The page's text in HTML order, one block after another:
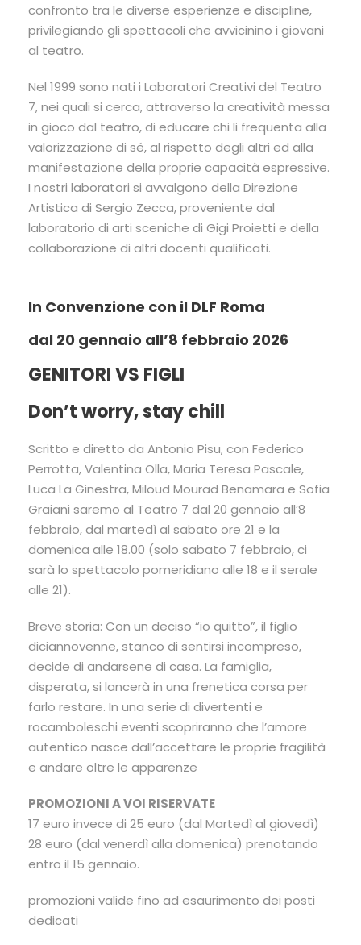
confronto tra le diverse esperienze e discipline,
privilegiando gli spettacoli che avvicinino i giovani
al teatro.
Nel 1999 sono nati i Laboratori Creativi del Teatro
7, nei quali si cerca, attraverso la creatività messa
in gioco dal teatro, di educare chi li frequenta alla
valorizzazione di sé, al rispetto degli altri ed alla
manifestazione della proprie capacità espressive.
I nostri laboratori si avvalgono della Direzione
Artistica di Sergio Zecca, proveniente dal
laboratorio di arti sceniche di Gigi Proietti e della
collaborazione di altri docenti qualificati.
In Convenzione con il DLF Roma
dal 20 gennaio all’8 febbraio 2026
GENITORI VS FIGLI
Don’t worry, stay chill
Scritto e diretto da Antonio Pisu, con Federico
Perrotta, Valentina Olla, Maria Teresa Pascale,
Luca La Ginestra, Miloud Mourad Benamara e Sofia
Graiani saremo al Teatro 7 dal 20 gennaio all’8
febbraio, dal martedì al sabato ore 21 e la
domenica alle 18.00 (solo sabato 7 febbraio, ci
sarà lo spettacolo pomeridiano alle 18 e il serale
alle 21).
Breve storia: Con un deciso “io quitto”, il figlio
diciannovenne, stanco di sentirsi incompreso,
decide di andarsene di casa. La famiglia,
disperata, si lancerà in una frenetica corsa per
farlo restare. In una serie di divertenti e
rocamboleschi eventi scopriranno che l’amore
autentico nasce dall’accettare le proprie fragilità
e andare oltre le apparenze
PROMOZIONI A VOI RISERVATE
17 euro invece di 25 euro (dal Martedì al giovedì)
28 euro (dal venerdì alla domenica) prenotando
entro il 15 gennaio.
promozioni valide fino ad esaurimento dei posti
dedicati